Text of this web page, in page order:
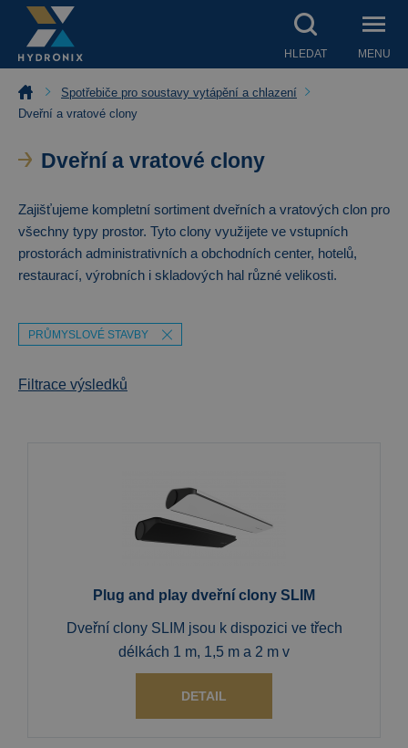
HLEDAT MENU
Spotřebiče pro soustavy vytápění a chlazení
Dveřní a vratové clony
Dveřní a vratové clony
Zajišťujeme kompletní sortiment dveřních a vratových clon pro
všechny typy prostor. Tyto clony využijete ve vstupních
prostorách administrativních a obchodních center, hotelů,
restaurací, výrobních i skladových hal různé velikosti.
PRŮMYSLOVÉ STAVBY
Filtrace výsledků
Plug and play dveřní clony SLIM
Dveřní clony SLIM jsou k dispozici ve třech
délkách 1 m, 1,5 m a 2 m v
DETAIL